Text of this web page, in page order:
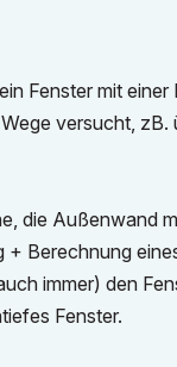
Fenster mit
versucht, zB.
die Außenwand
+ Berechnung
immer) den
Fenster.